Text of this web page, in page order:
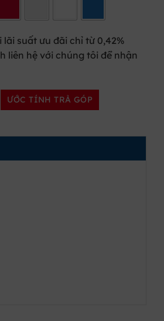
lãi suất ưu đãi chỉ từ 0,42%
liên hệ với chúng tôi để nhận
ƯỚC TÍNH TRẢ GÓP